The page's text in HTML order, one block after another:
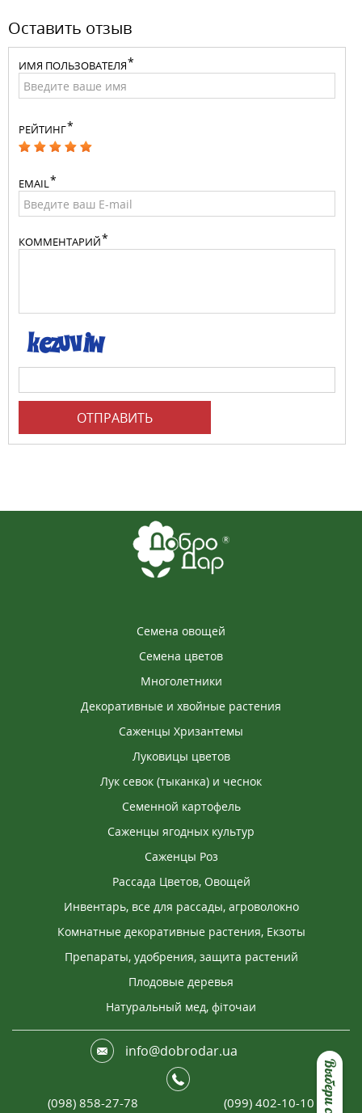
Оставить отзыв
ИМЯ ПОЛЬЗОВАТЕЛЯ
РЕЙТИНГ
EMAIL
КОММЕНТАРИЙ
ОТПРАВИТЬ
Семена овощей
Семена цветов
Многолетники
Декоративные и хвойные растения
Саженцы Хризантемы
Луковицы цветов
Лук севок (тыканка) и чеснок
Семенной картофель
Саженцы ягодных культур
Саженцы Роз
Рассада Цветов, Овощей
Инвентарь, все для рассады, агроволокно
Комнатные декоративные растения, Екзоты
Препараты, удобрения, защита растений
Плодовые деревья
Натуральный мед, фіточаи
info@dobrodar.ua
(098) 858-27-78 (099) 402-10-10